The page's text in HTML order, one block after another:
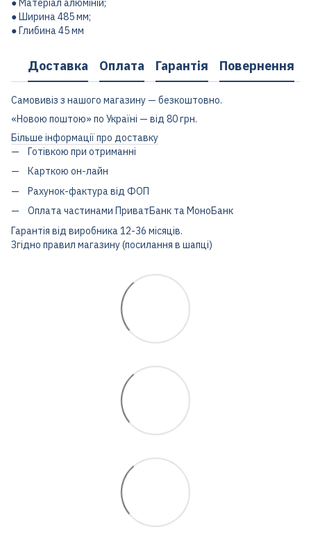
● Матеріал алюміній;
● Ширина 485 мм;
● Глибина 45 мм
Доставка Оплата Гарантія Повернення
Самовивіз з нашого магазину — безкоштовно.
«Новою поштою» по Україні — від 80 грн.
Більше інформації про доставку
Готівкою при отриманні
Карткою он-лайн
Рахунок-фактура від ФОП
Оплата частинами ПриватБанк та МоноБанк
Гарантія від виробника 12-36 місяців.
Згідно правил магазину (посилання в шапці)